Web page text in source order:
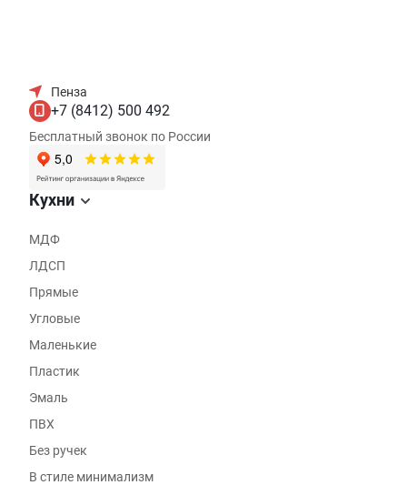
Пенза
+7 (8412) 500 492
Бесплатный звонок по России
Кухни
МДФ
ЛДСП
Прямые
Угловые
Маленькие
Пластик
Эмаль
ПВХ
Без ручек
В стиле минимализм